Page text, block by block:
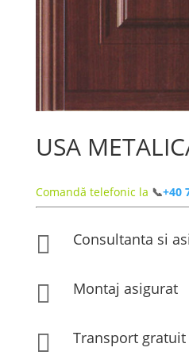
USA
Comandă telefonic la 📞+40
 Consultanta si
 Montaj asigurat
 Transport gratuit